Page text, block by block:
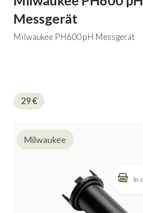
Messgerät
Milwaukee PH600 pH Messgerät
29€
Milwaukee